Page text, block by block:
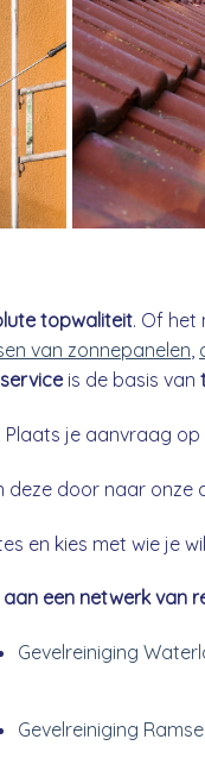
topwaliteit. Of het
van zonnepanelen,
is de basis van
Plaats je aanvraag op
deze door naar onze
en kies met wie je
een netwerk van
Gevelreiniging
Gevelreiniging Ramsel